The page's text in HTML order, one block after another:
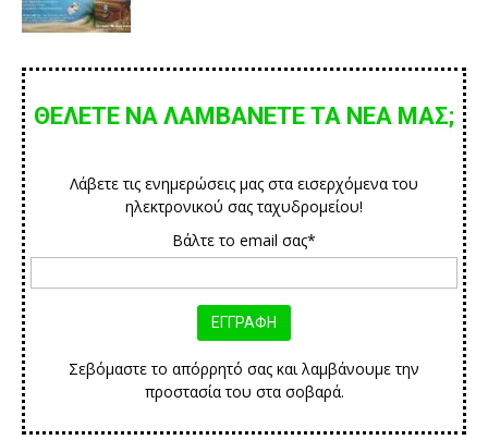
ΘΕΛΕΤΕ ΝΑ ΛΑΜΒΑΝΕΤΕ ΤΑ ΝΕΑ ΜΑΣ;
Λάβετε τις ενημερώσεις μας στα εισερχόμενα του
ηλεκτρονικού σας ταχυδρομείου!
Βάλτε το email σας*
Σεβόμαστε το απόρρητό σας και λαμβάνουμε την
προστασία του στα σοβαρά.